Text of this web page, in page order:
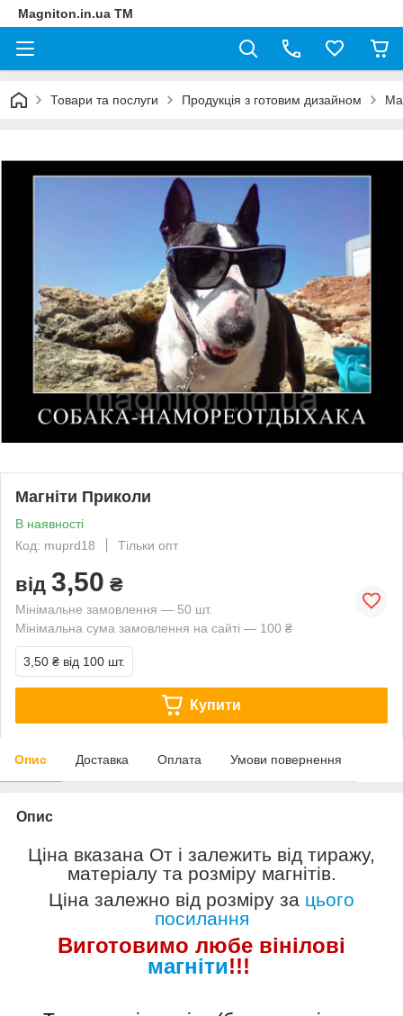
Magniton.in.ua ТМ
Товари та послуги Продукція з готовим дизайном
Магніти Приколи
В наявності
Код: muprd18
Тільки опт
від 3,50 ₴
Мінімальне замовлення — 50 шт.
Мінімальна сума замовлення на сайті — 100 ₴
3,50 ₴ від 100 шт.
Купити
Опис Доставка Оплата Умови повернення
Опис
Ціна вказана От і залежить від тиражу,
матеріалу та розміру магнітів.
Ціна залежно від розміру за цього
посилання
Виготовимо любе вінілові
магніти!!!